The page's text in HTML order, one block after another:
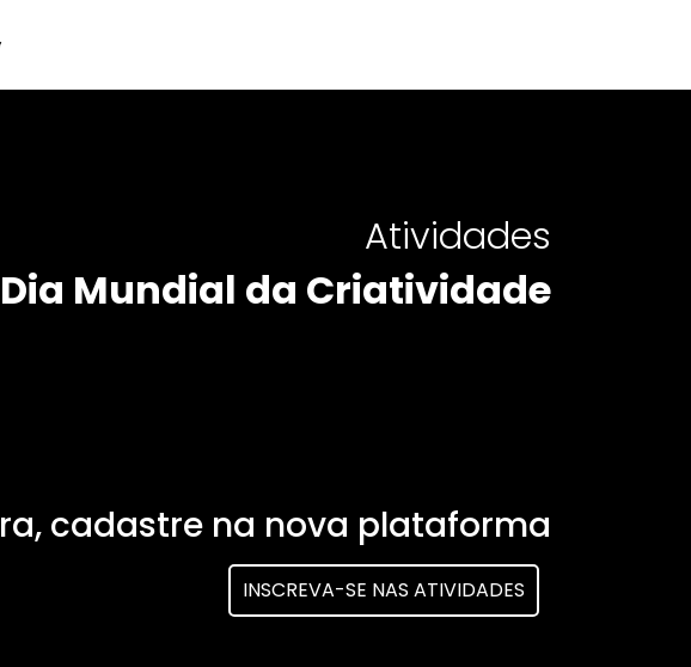
Atividades
Dia Mundial da Criatividade
cadastre na nova plataforma
INSCREVA-SE NAS ATIVIDADES